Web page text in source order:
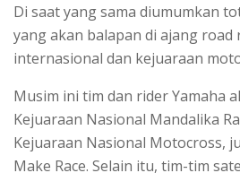
Di saat yang sama diumumkan
yang akan balapan di ajang road
internasional dan kejuaraan
Musim ini tim dan rider Yamaha
Kejuaraan Nasional Mandalika
Kejuaraan Nasional Motocross,
Make Race. Selain itu, tim-tim